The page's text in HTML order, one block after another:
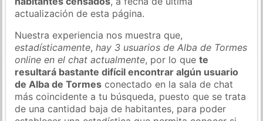
actualización de esta página.
Nuestra experiencia nos muestra que,
estadísticamente,hay 3 usuarios de Alba de Tormes
online en el chat actualmente, por lo quete
resultará bastante difícil encontrar algún usuario
de Alba de Tormes conectado en la sala de chat
más coincidente a tu búsqueda, puesto que se trata
de una cantidad baja de habitantes, para poder